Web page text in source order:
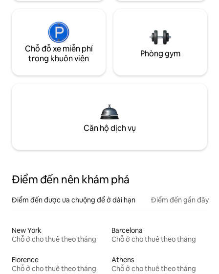
Chỗ đỗ xe miễn phí
trong khuôn viên
Phòng gym
Căn hộ dịch vụ
Điểm đến nên khám phá
Điểm đến được ưa chuộng để ở dài hạn Điểm đến gần đây
New York
Chỗ ở cho thuê theo tháng
Barcelona
Chỗ ở cho thuê theo tháng
Florence
Chỗ ở cho thuê theo tháng
Athens
Chỗ ở cho thuê theo tháng